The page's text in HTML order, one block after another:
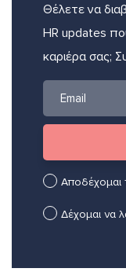
Θέλετε να
HR updates
καριέρα σας;
Αποδέχομαι
Δέχομαι να